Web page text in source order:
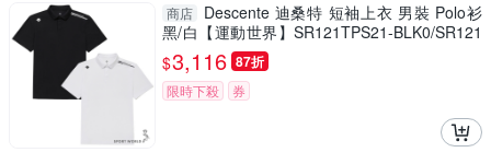
商店
Descente 迪桑特 短袖上衣 男裝 Polo衫
黑/白【運動世界】SR121TPS21-BLK0/SR121
TPS21-WHT0
$3,116 87折
限時下殺 券